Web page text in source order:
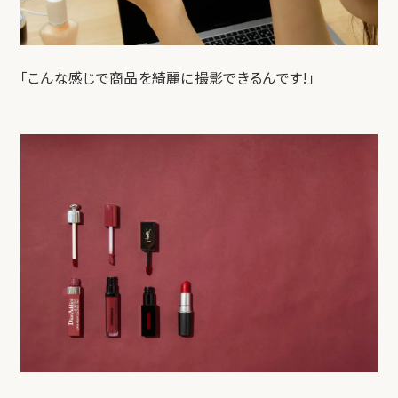
「こんな感じで商品を綺麗に撮影できるんです!」